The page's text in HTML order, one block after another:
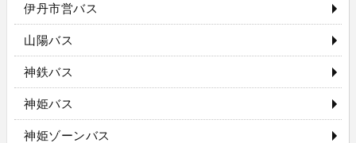
伊丹市営バス
山陽バス
神鉄バス
神姫バス
神姫ゾーンバス